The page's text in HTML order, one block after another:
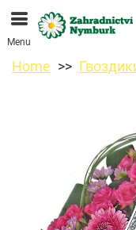
Ми приймаємо
магазин.
Menu
Home